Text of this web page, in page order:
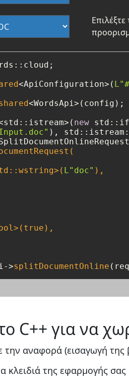
<ApiConfiguration>(
<WordsApi>(config);
new
L"doc" ),
>( true ),
>splitDocumentOnline
C++ για να
την αναφορά (εισαγωγή της
κλειδιά της εφαρμογής σας